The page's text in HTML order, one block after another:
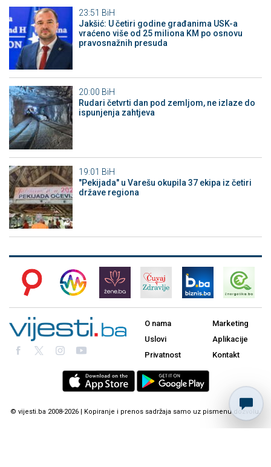
23:51 BiH
Jakšić: U četiri godine građanima USK-a
vraćeno više od 25 miliona KM po osnovu
pravosnažnih presuda
20:00 BiH
Rudari četvrti dan pod zemljom, ne izlaze do
ispunjenja zahtjeva
19:01 BiH
"Pekijada" u Varešu okupila 37 ekipa iz četiri
države regiona
O nama
Uslovi
Privatnost
Marketing
Aplikacije
Kontakt
© vijesti.ba 2008-2026 | Kopiranje i prenos sadržaja samo uz pismenu dozvolu.